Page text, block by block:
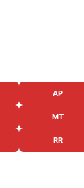
AP
MT
RR